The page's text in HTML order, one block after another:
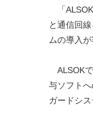
「
と通信回
ムの導入
ALSOK
与ソフト
ガードシス